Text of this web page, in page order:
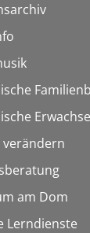
verändern
am Dom
Lerndienste